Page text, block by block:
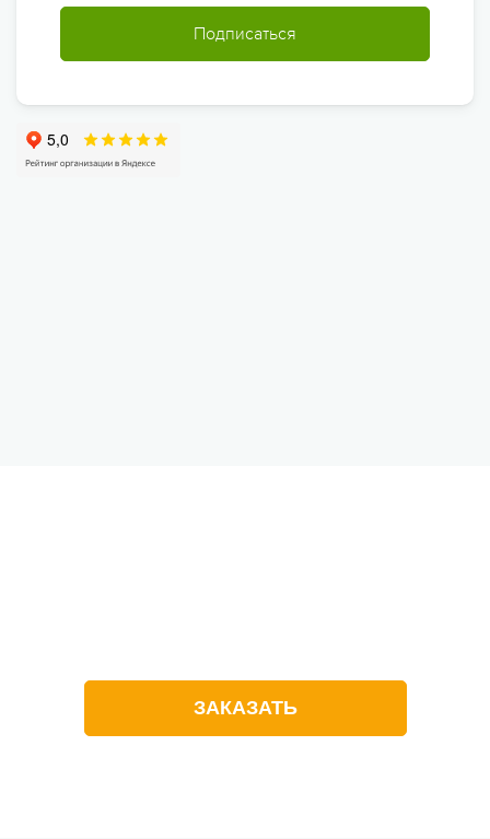
Подписаться
ЗАКАЗАТЬ